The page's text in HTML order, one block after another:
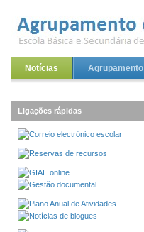
Notícias Agrupamento
Ligações rápidas